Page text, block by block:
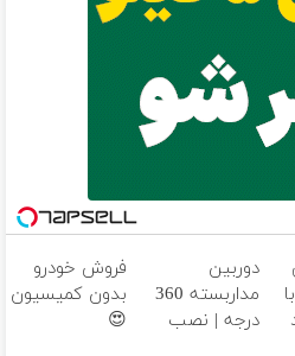
دوربین
مداربسته 360
درجه | نصب
فروش خودرو
بدون کمیسیون
😍